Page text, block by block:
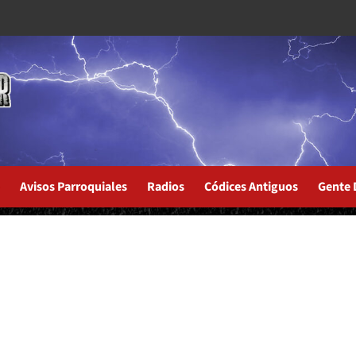
Avisos Parroquiales Radios Códices Antiguos Gente